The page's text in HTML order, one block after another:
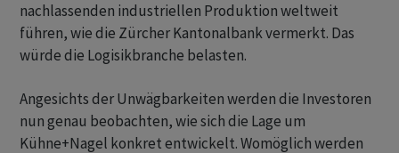
nachlassenden industriellen Produktion weltweit
führen, wie die Zürcher Kantonalbank vermerkt. Das
würde die Logisikbranche belasten.
Angesichts der Unwägbarkeiten werden die Investoren
nun genau beobachten, wie sich die Lage um
Kühne+Nagel konkret entwickelt. Womöglich werden